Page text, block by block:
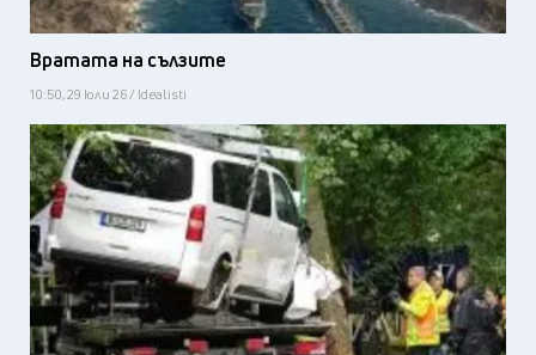
Вратата на сълзите
10:50, 29 юли 26 / Idealisti